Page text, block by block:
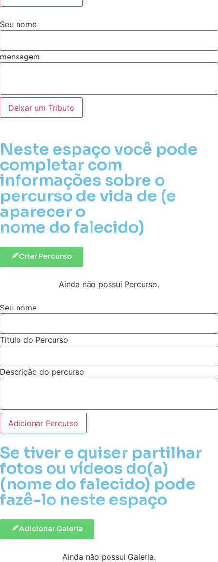
Seu nome
mensagem
Deixar um Tributo
Neste espaço você pode
completar com
informações sobre o
percurso de vida de (e
aparecer o
nome do falecido)
Criar Percurso
Ainda não possui Percurso.
Seu nome
Titulo do Percurso
Descrição do percurso
Adicionar Percurso
Se tiver e quiser partilhar
fotos ou vídeos do(a)
(nome do falecido) pode
fazê-lo neste espaço
Adicionar Galeria
Ainda não possui Galeria.